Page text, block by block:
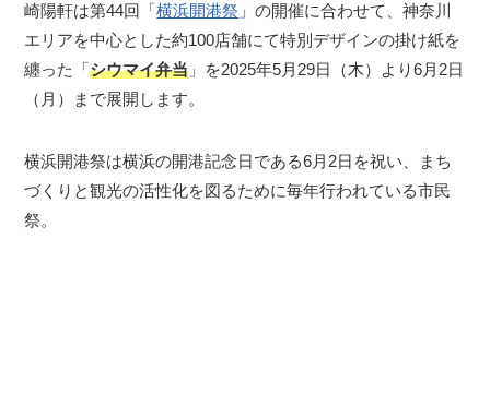
崎陽軒は第44回「横浜開港祭 」の開催に合わせて、神奈川
エリアを中心とした約100店舗にて特別デザインの掛け紙を
纏った「シウマイ弁当 」を2025年5月29日（木）より6月2日
（月）まで展開します。
横浜開港祭は横浜の開港記念日である6月2日を祝い、まち
づくりと観光の活性化を図るために毎年行われている市民
祭。